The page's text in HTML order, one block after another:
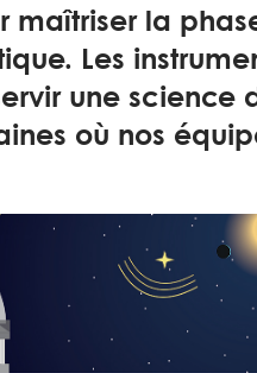
maîtriser la
Les
une science
où nos